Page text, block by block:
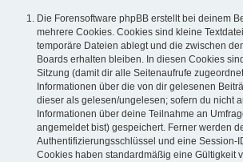
Die Forensoftware phpBB erstellt bei deinem
mehrere Cookies. Cookies sind kleine
temporäre Dateien ablegt und die zwischen
Boards erhalten bleiben. In diesen Cookies
Sitzung (damit dir alle Seitenaufrufe
Informationen über die von dir gelesenen
dieser als gelesen/ungelesen; sofern du nicht
Informationen über deine Teilnahme an
angemeldet bist) gespeichert. Ferner werden
Authentifizierungsschlüssel und eine Session-
Cookies haben standardmäßig eine Gültigkeit